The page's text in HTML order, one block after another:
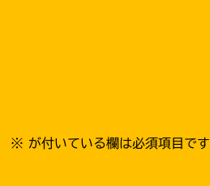
※ が付いている欄は必須項目です